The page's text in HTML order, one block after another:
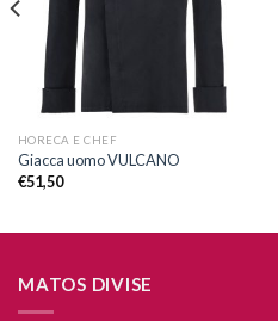
HORECA E CHEF
Giacca uomo VULCANO
€51,50
MATOS DIVISE